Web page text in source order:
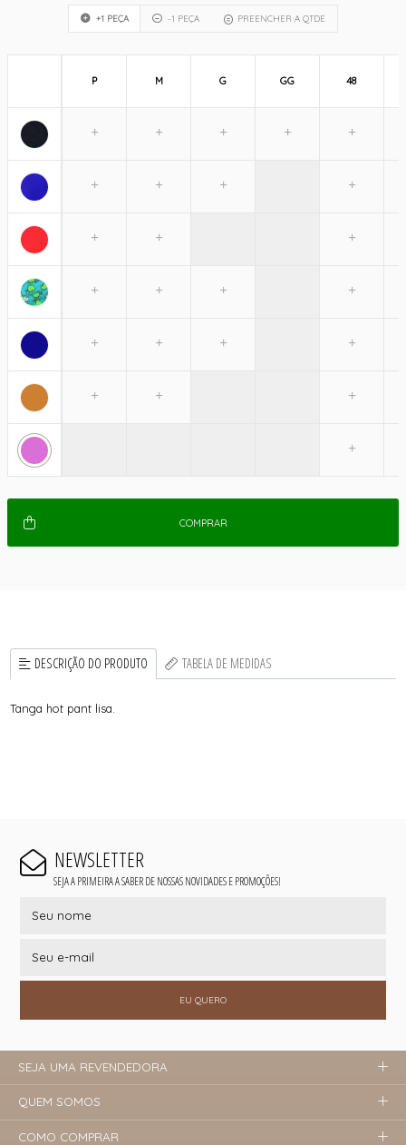
+1 PEÇA -1 PEÇA PREENCHER A QTDE
P M G GG 48
COMPRAR
DESCRIÇÃO DO PRODUTO TABELA DE MEDIDAS
Tanga hot pant lisa.
NEWSLETTER
SEJA A PRIMEIRA A SABER DE NOSSAS NOVIDADES E PROMOÇÕES!
EU QUERO
SEJA UMA REVENDEDORA
QUEM SOMOS
COMO COMPRAR